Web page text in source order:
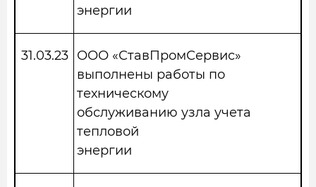
энергии
31.03.23
ООО «СтавПромСервис»
выполнены работы по
техническому
обслуживанию узла учета
тепловой
энергии